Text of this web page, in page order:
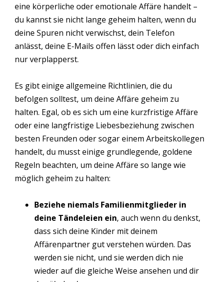
eine körperliche oder emotionale Affäre handelt –
du kannst sie nicht lange geheim halten, wenn du
deine Spuren nicht verwischst, dein Telefon
anlässt, deine E-Mails offen lässt oder dich einfach
nur verplapperst.
Es gibt einige allgemeine Richtlinien, die du
befolgen solltest, um deine Affäre geheim zu
halten. Egal, ob es sich um eine kurzfristige Affäre
oder eine langfristige Liebesbeziehung zwischen
besten Freunden oder sogar einem Arbeitskollegen
handelt, du musst einige grundlegende, goldene
Regeln beachten, um deine Affäre so lange wie
möglich geheim zu halten:
Beziehe niemals Familienmitglieder in
deine Tändeleien ein, auch wenn du denkst,
dass sich deine Kinder mit deinem
Affärenpartner gut verstehen würden. Das
werden sie nicht, und sie werden dich nie
wieder auf die gleiche Weise ansehen und dir